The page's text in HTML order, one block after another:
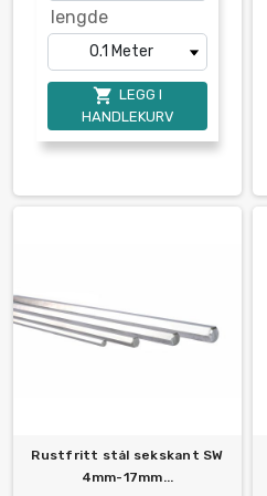
lengde
 LEGG I
HANDLEKURV
Rustfritt stål sekskant SW
4mm-17mm...